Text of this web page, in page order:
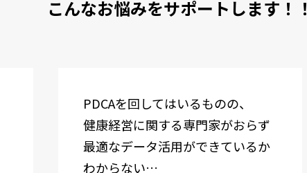
こんなお悩みをサポートします！！
PDCAを回してはいるものの、
健康経営に関する専門家がおらず
最適なデータ活用ができているか
わからない…